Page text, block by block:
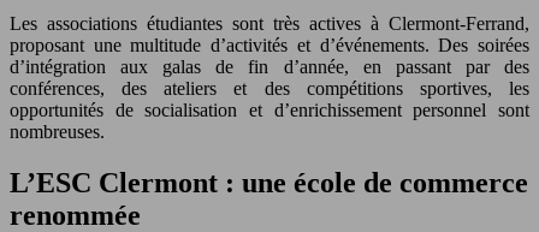
Les associations étudiantes sont très actives à Clermont-Ferrand,
proposant une multitude d’activités et d’événements. Des soirées
d’intégration aux galas de fin d’année, en passant par des
conférences, des ateliers et des compétitions sportives, les
opportunités de socialisation et d’enrichissement personnel sont
nombreuses.
L’ESC Clermont : une école de commerce
renommée